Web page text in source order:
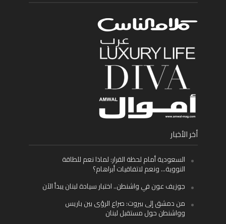
أخر الأخبار
السعودية أمام لحظة القرار: لماذا نعم للطاقة
النووية… ونعم لاتفاقيات أبراهام؟
جوزيف عون في واشنطن.. اختبار سيادة لبنان يبدأ الآن
من دمشق إلى بيروت: صراع الرؤى بين باريس
وواشنطن حول مستقبل لبنان